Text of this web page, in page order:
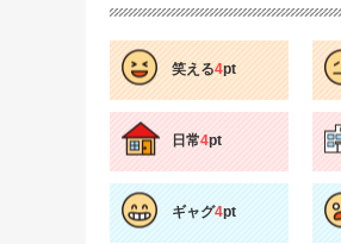
笑える4pt
日常4pt
ギャグ4pt